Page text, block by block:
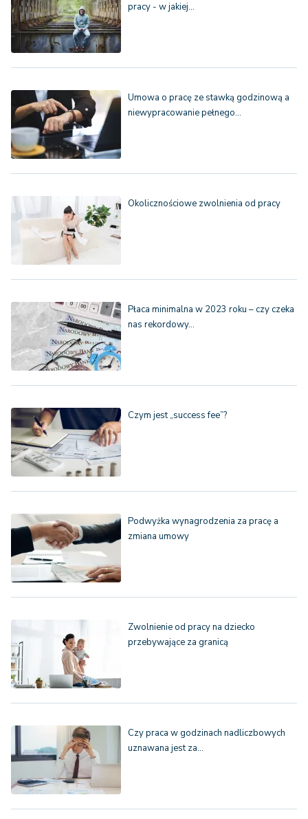
pracy - w jakiej…
Umowa o pracę ze stawką godzinową a
niewypracowanie pełnego…
Okolicznościowe zwolnienia od pracy
Płaca minimalna w 2023 roku – czy czeka
nas rekordowy…
Czym jest „success fee”?
Podwyżka wynagrodzenia za pracę a
zmiana umowy
Zwolnienie od pracy na dziecko
przebywające za granicą
Czy praca w godzinach nadliczbowych
uznawana jest za…